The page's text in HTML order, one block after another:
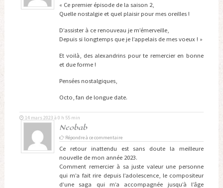
« Ce premier épisode de la saison 2,
Quelle nostalgie et quel plaisir pour mes oreilles !
D’assister à ce renouveau je m’émerveille,
Depuis si longtemps que je l’appelais de mes voeux ! »
Et voilà, des alexandrins pour te remercier en bonne
et due forme !
Pensées nostalgiques,
Octo, fan de longue date.
Neobab
14 mars 2023 à 0 h 55 min
Répondre à ce commentaire
Ce retour inattendu est sans doute la meilleure
nouvelle de mon année 2023.
Comment remercier à sa juste valeur une personne
qui m’a fait rire depuis l’adolescence, le compositeur
d’une saga qui m’a accompagnée jusqu’à l’âge